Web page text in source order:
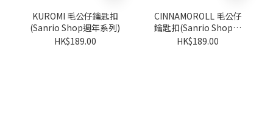
KUROMI 毛公仔鑰匙扣
(Sanrio Shop週年系列)
HK$189.00
CINNAMOROLL 毛公仔
鑰匙扣(Sanrio Shop週
年系列)
HK$189.00